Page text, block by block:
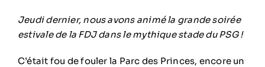
Jeudi dernier, nous avons animé la grande soirée
estivale de la FDJ dans le mythique stade du PSG !
C’était fou de fouler la Parc des Princes, encore un